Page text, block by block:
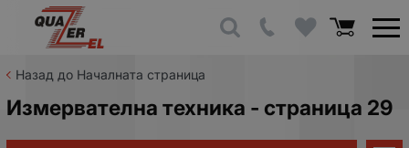
Назад до Началната страница
Измервателна техника - страница 29